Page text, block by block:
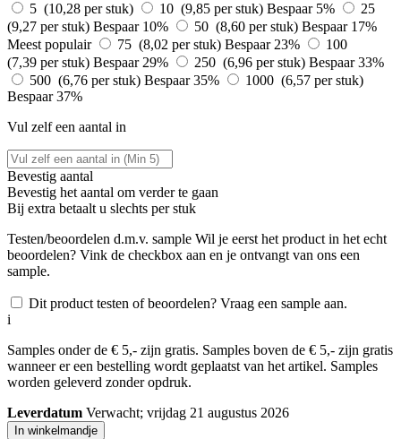
5 (10,28 per stuk)
10 (9,85 per stuk) Bespaar 5%
25
(9,27 per stuk) Bespaar 10% 50 (8,60 per stuk) Bespaar 17%
Meest populair
75 (8,02 per stuk) Bespaar 23%
100
(7,39 per stuk) Bespaar 29% 250 (6,96 per stuk) Bespaar 33%
500 (6,76 per stuk) Bespaar 35%
1000 (6,57 per stuk)
Bespaar 37%
Vul zelf een aantal in
Bevestig aantal
Bevestig het aantal om verder te gaan
Bij extra betaalt u slechts per stuk
Testen/beoordelen d.m.v. sample Wil je eerst het product in het echt
beoordelen? Vink de checkbox aan en je ontvangt van ons een
sample.
Dit product testen of beoordelen? Vraag een sample aan.
i
Samples onder de € 5,- zijn gratis. Samples boven de € 5,- zijn gratis
wanneer er een bestelling wordt geplaatst van het artikel. Samples
worden geleverd zonder opdruk.
Leverdatum Verwacht; vrijdag 21 augustus 2026
In winkelmandje